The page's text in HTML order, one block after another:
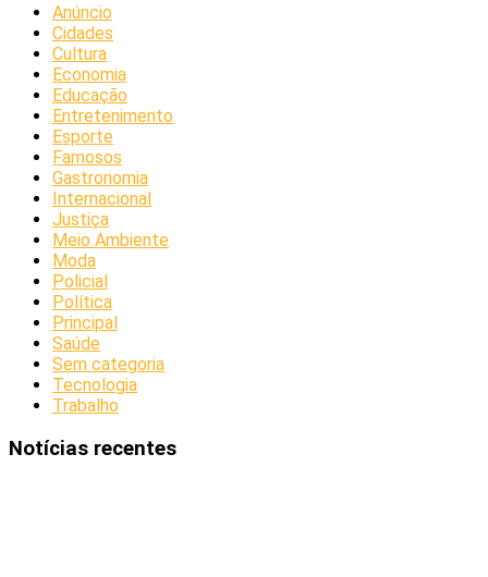
Anúncio
Cidades
Cultura
Economia
Educação
Entretenimento
Esporte
Famosos
Gastronomia
Internacional
Justiça
Meio Ambiente
Moda
Policial
Política
Principal
Saúde
Sem categoria
Tecnologia
Trabalho
Notícias recentes